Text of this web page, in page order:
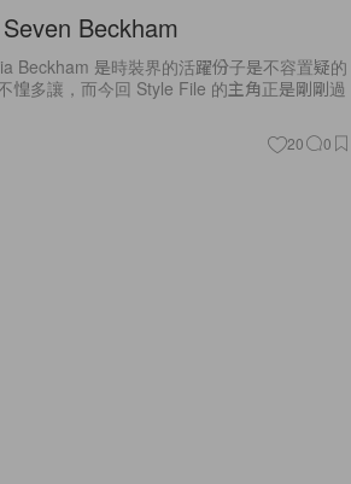
Beckham
Beckham 是時裝界的活躍份子是不容置疑的
惶多讓，而今回 Style File 的主角正是剛剛過
20 0